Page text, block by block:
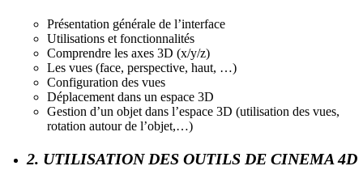
Présentation générale de l’interface
Utilisations et fonctionnalités
Comprendre les axes 3D (x/y/z)
Les vues (face, perspective, haut, …)
Configuration des vues
Déplacement dans un espace 3D
Gestion d’un objet dans l’espace 3D (utilisation des vues,
rotation autour de l’objet,…)
2. UTILISATION DES OUTILS DE CINEMA 4D